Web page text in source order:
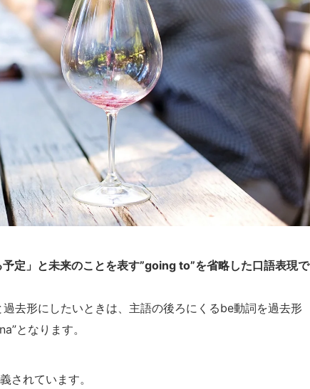
定」と未来のことを表す”going to”を省略した口語表現で
過去形にしたいときは、主語の後ろにくるbe動詞を過去形
となります。
されています。